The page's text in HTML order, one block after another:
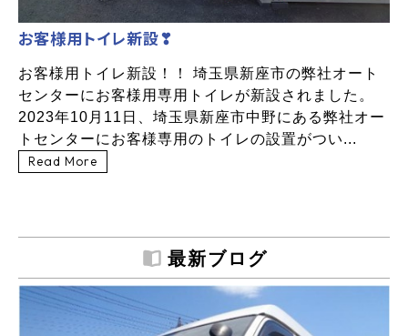
お客様用トイレ新設❣
お客様用トイレ新設！！ 埼玉県新座市の弊社オート
センターにお客様用専用トイレが新設されました。
2023年10月11日、埼玉県新座市中野にある弊社オー
トセンターにお客様専用のトイレの設置がつい...
Read More
最新ブログ